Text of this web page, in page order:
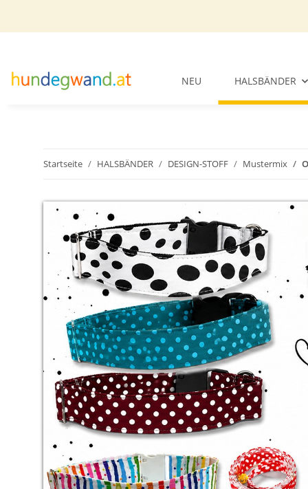
NEU HALSBÄNDER
Startseite HALSBÄNDER DESIGN-STOFF Mustermix